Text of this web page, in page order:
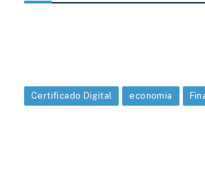
Certificado Digital economia